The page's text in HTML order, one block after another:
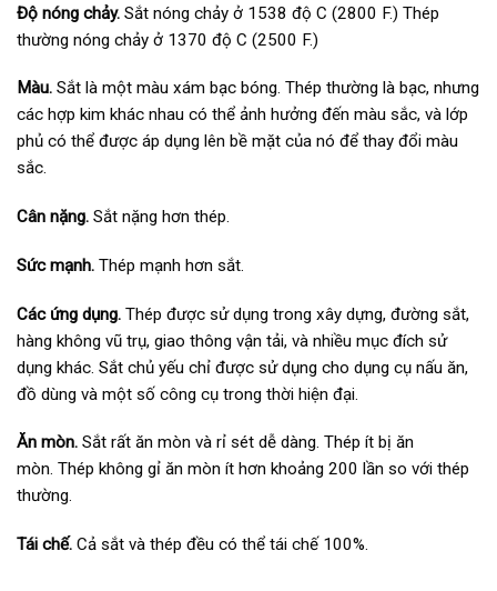
Độ nóng chảy. Sắt nóng chảy ở 1538 độ C (2800 F.) Thép
thường nóng chảy ở 1370 độ C (2500 F.)
Màu. Sắt là một màu xám bạc bóng. Thép thường là bạc, nhưng
các hợp kim khác nhau có thể ảnh hưởng đến màu sắc, và lớp
phủ có thể được áp dụng lên bề mặt của nó để thay đổi màu
sắc.
Cân nặng. Sắt nặng hơn thép.
Sức mạnh. Thép mạnh hơn sắt.
Các ứng dụng. Thép được sử dụng trong xây dựng, đường sắt,
hàng không vũ trụ, giao thông vận tải, và nhiều mục đích sử
dụng khác. Sắt chủ yếu chỉ được sử dụng cho dụng cụ nấu ăn,
đồ dùng và một số công cụ trong thời hiện đại.
Ăn mòn. Sắt rất ăn mòn và rỉ sét dễ dàng. Thép ít bị ăn
mòn. Thép không gỉ ăn mòn ít hơn khoảng 200 lần so với thép
thường.
Tái chế. Cả sắt và thép đều có thể tái chế 100%.